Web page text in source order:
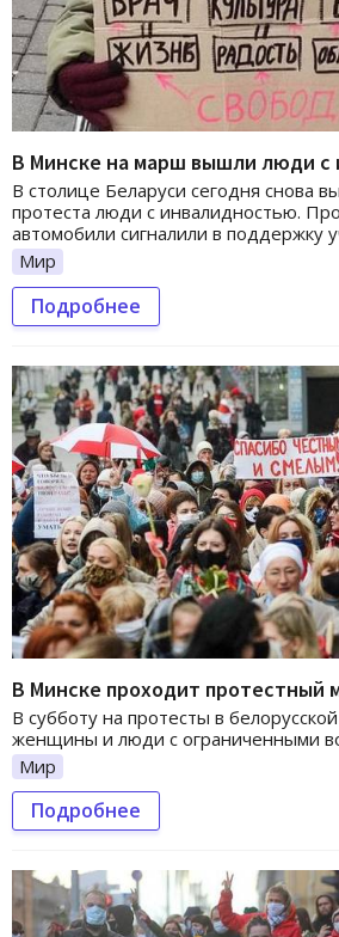
В Минске на марш вышли люди с
В столице Беларуси сегодня снова
протеста люди с инвалидностью.
автомобили сигналили в поддержку
Мир
Подробнее
В Минске проходит протестный
В субботу на протесты в
женщины и люди с ограниченными
Мир
Подробнее